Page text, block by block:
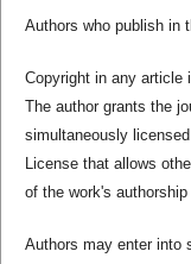
Authors who publish in
Copyright in any article
The author grants the
simultaneously
License that allows
of the work's
Authors may enter into